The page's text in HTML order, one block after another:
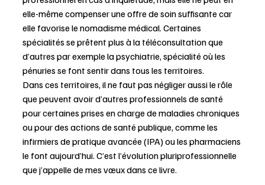
elle-même compenser une offre de soin suffisante car
elle favorise le nomadisme médical. Certaines
spécialités se prêtent plus à la téléconsultation que
d’autres par exemple la psychiatrie, spécialité où les
pénuries se font sentir dans tous les territoires.
Dans ces territoires, il ne faut pas négliger aussi le rôle
que peuvent avoir d’autres professionnels de santé
pour certaines prises en charge de maladies chroniques
ou pour des actions de santé publique, comme les
infirmiers de pratique avancée (IPA) ou les pharmaciens
le font aujourd’hui. C’est l’évolution pluriprofessionnelle
que j’appelle de mes vœux dans ce livre.